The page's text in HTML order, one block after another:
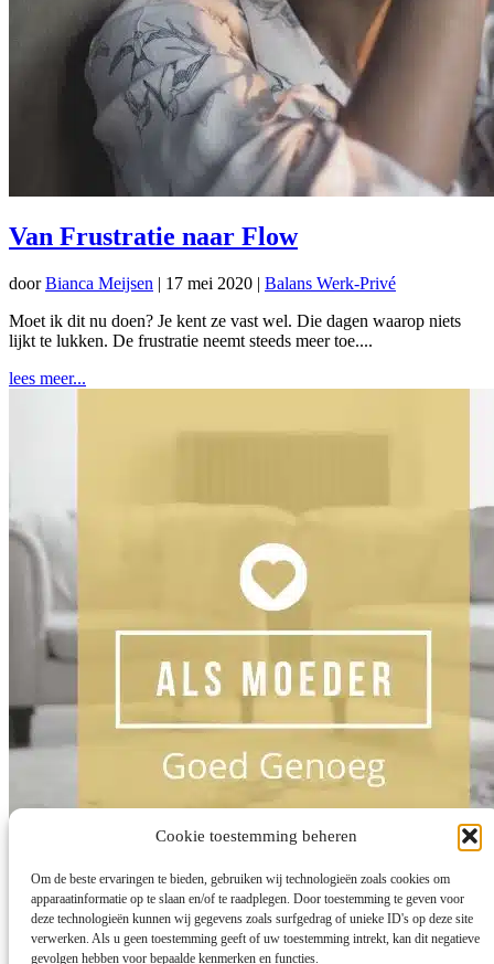
Cookie toestemming beheren
Om de beste ervaringen te bieden, gebruiken wij technologieën zoals cookies om
apparaatinformatie op te slaan en/of te raadplegen. Door toestemming te geven voor
deze technologieën kunnen wij gegevens zoals surfgedrag of unieke ID's op deze site
verwerken. Als u geen toestemming geeft of uw toestemming intrekt, kan dit negatieve
gevolgen hebben voor bepaalde kenmerken en functies.
Van Frustratie naar Flow
doorBianca Meijsen | 17 mei 2020 | Balans Werk-Privé
Moet ik dit nu doen? Je kent ze vast wel. Die dagen waarop niets
lijkt te lukken. De frustratie neemt steeds meer toe....
lees meer...